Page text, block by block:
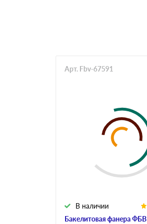
Бакелитовая фанера ФБВ
В наличии
Арт. Fbv-67591